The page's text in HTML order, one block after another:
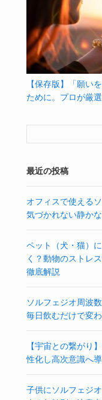
【保存版】「願い
ために。プロが厳
最近の投稿
オフィスで使える
気づかれない静か
ペット（犬・猫）
く？動物のストレ
徹底解説
ソルフェジオ周波
毎日飲むだけで変
【宇宙との繋がり
性化し高次意識へ
子供にソルフェジ